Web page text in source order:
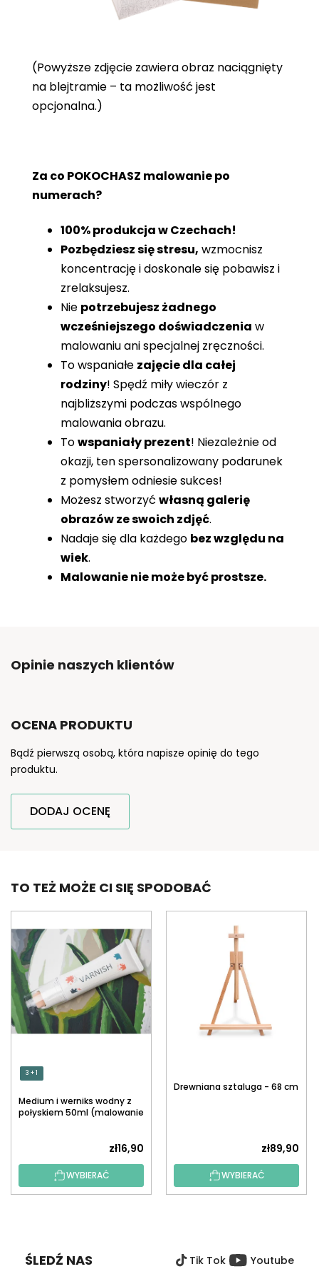
(Powyższe zdjęcie zawiera obraz naciągnięty
na blejtramie – ta możliwość jest
opcjonalna.)
Za co POKOCHASZ malowanie po
numerach?
100% produkcja w Czechach!
Pozbędziesz się stresu, wzmocnisz
koncentrację i doskonale się pobawisz i
zrelaksujesz.
Nie potrzebujesz żadnego
wcześniejszego doświadczenia w
malowaniu ani specjalnej zręczności.
To wspaniałe zajęcie dla całej
rodziny! Spędź miły wieczór z
najbliższymi podczas wspólnego
malowania obrazu.
Towspaniały prezent! Niezależnie od
okazji, ten spersonalizowany podarunek
z pomysłem odniesie sukces!
Możesz stworzyć własną galerię
obrazów ze swoich zdjęć.
Nadaje się dla każdego bez względu na
wiek.
Malowanie nie może być prostsze.
Opinie naszych klientów
OCENA PRODUKTU
Bądź pierwszą osobą, która napisze opinię do tego
produktu.
DODAJ OCENĘ
TO TEŻ MOŻE CI SIĘ SPODOBAĆ
3 + 1
Medium i werniks wodny z
połyskiem 50ml (malowanie
zł16,90
WYBIERAĆ
Drewniana sztaluga - 68 cm
zł89,90
WYBIERAĆ
ŚLEDŹ NAS Tik Tok Youtube